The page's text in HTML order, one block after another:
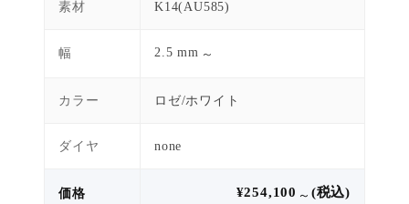
素材 K14(AU585)
幅 2.5 mm ～
カラー ロゼ/ホワイト
ダイヤ none
価格 ¥254,100 ～ (税込)